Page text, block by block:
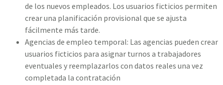
de los nuevos empleados. Los usuarios ficticios permiten
crear una planificación provisional que se ajusta
fácilmente más tarde.
Agencias de empleo temporal: Las agencias pueden crear
usuarios ficticios para asignar turnos a trabajadores
eventuales y reemplazarlos con datos reales una vez
completada la contratación